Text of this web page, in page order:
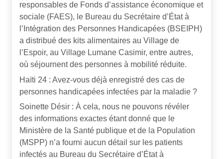
responsables de Fonds d’assistance économique et
sociale (FAES), le Bureau du Secrétaire d’État à
l’Intégration des Personnes Handicapées (BSEIPH)
a distribué des kits alimentaires au Village de
l’Espoir, au Village Lumane Casimir, entre autres,
où séjournent des personnes à mobilité réduite.
Haïti 24 : Avez-vous déjà enregistré des cas de
personnes handicapées infectées par la maladie ?
Soinette Désir : À cela, nous ne pouvons révéler
des informations exactes étant donné que le
Ministère de la Santé publique et de la Population
(MSPP) n’a fourni aucun détail sur les patients
infectés au Bureau du Secrétaire d’État à